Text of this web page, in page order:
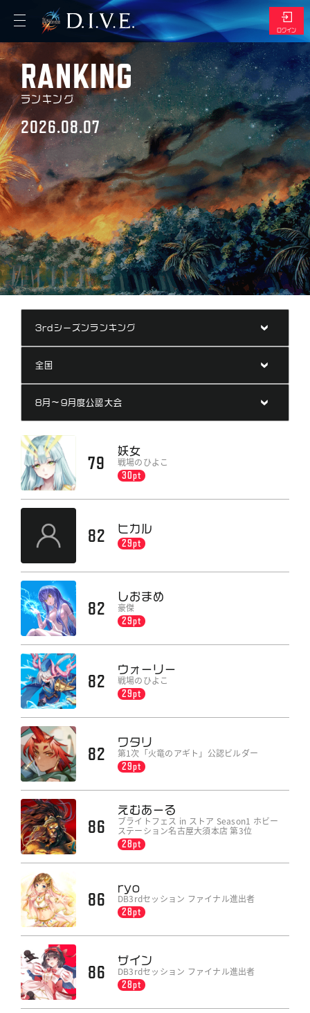
エントリー
マイページ
トップ
マイショップ
デッキ管理
スケジュール
リザルト
ランキング
ニュース
公式サイト
ログイン
RANKING
ランキング
2026.08.07
79
妖女
戦場のひよこ
30pt
82
ヒカル
29pt
82
しおまめ
豪傑
29pt
82
ウォーリー
戦場のひよこ
29pt
82
ワタリ
第1次「火竜のアギト」公認ビルダー
29pt
86
えむあーる
ブライトフェス in ストア Season1 ホビー
ステーション名古屋大須本店 第3位
28pt
86
ryo
DB3rdセッション ファイナル進出者
28pt
86
ザイン
DB3rdセッション ファイナル進出者
28pt